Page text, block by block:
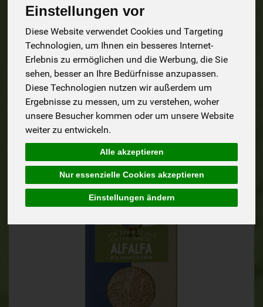
Einstellungen vor
Diese Website verwendet Cookies und Targeting
Technologien, um Ihnen ein besseres Internet-
Erlebnis zu ermöglichen und die Werbung, die Sie
sehen, besser an Ihre Bedürfnisse anzupassen.
Diese Technologien nutzen wir außerdem um
Ergebnisse zu messen, um zu verstehen, woher
unsere Besucher kommen oder um unsere Website
weiter zu entwickeln.
Alle akzeptieren
Nur essenzielle Cookies akzeptieren
Einstellungen ändern
Hersteller Allergene